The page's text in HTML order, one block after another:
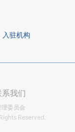
入驻机构
系我们
委员会
Reserved.